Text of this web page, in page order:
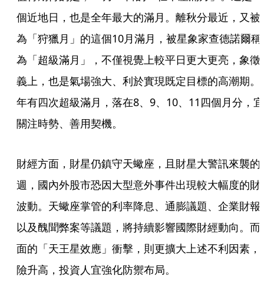
個近地日，也是全年最大的滿月。離秋分最近，又被
為「狩獵月」的這個10月滿月，被星象家查德諾爾稱
為「超級滿月」，不僅視覺上較平日更大更亮，象徵
義上，也是氣場強大、利於實現既定目標的高潮期。
年有四次超級滿月，落在8、9、10、11四個月分，宜
關注時勢、善用契機。
財經方面，財星仍鎮守天蠍座，且財星大警訊來襲的
週，國內外股市恐因大型意外事件出現較大幅度的財
波動。天蠍座掌管的利率降息、通膨議題、企業財報
以及醜聞弊案等議題，將持續影響國際財經動向。而
面的「天王星效應」衝擊，則更擴大上述不利因素，
險升高，投資人宜強化防禦布局。